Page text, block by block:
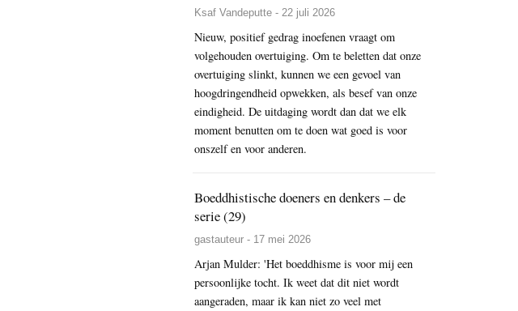
Ksaf Vandeputte - 22 juli 2026
Nieuw, positief gedrag inoefenen vraagt om
volgehouden overtuiging. Om te beletten dat onze
overtuiging slinkt, kunnen we een gevoel van
hoogdringendheid opwekken, als besef van onze
eindigheid. De uitdaging wordt dan dat we elk
moment benutten om te doen wat goed is voor
onszelf en voor anderen.
Boeddhistische doeners en denkers – de
serie (29)
gastauteur - 17 mei 2026
Arjan Mulder: 'Het boeddhisme is voor mij een
persoonlijke tocht. Ik weet dat dit niet wordt
aangeraden, maar ik kan niet zo veel met